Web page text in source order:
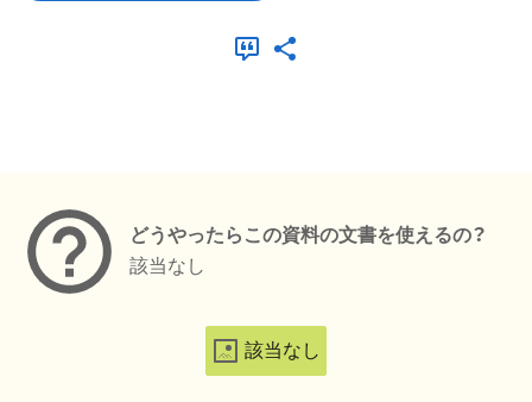
どうやったらこの資料の文書を使えるの？
該当なし
該当なし